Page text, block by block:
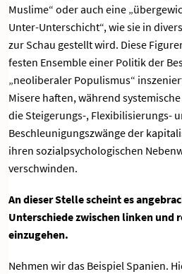
Muslime“ oder auch eine
Unter-Unterschicht“, wie sie in
zur Schau gestellt wird. Diese
festen Ensemble einer Politik der
„neoliberaler Populismus“
Misere haften, während
die Steigerungs-, Flexibilisierungs-
Beschleunigungszwänge der
ihren sozialpsychologischen
verschwinden.
An dieser Stelle scheint es
Unterschiede zwischen linken und
einzugehen.
Nehmen wir das Beispiel Spanien.